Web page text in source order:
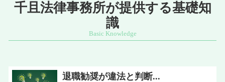
千且法律事務所が提供する基礎知
識
退職勧奨が違法と判断...